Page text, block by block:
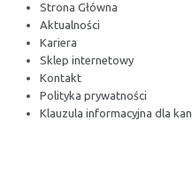
Strona Główna
Aktualności
Kariera
Sklep internetowy
Kontakt
Polityka prywatności
Klauzula informacyjna dla